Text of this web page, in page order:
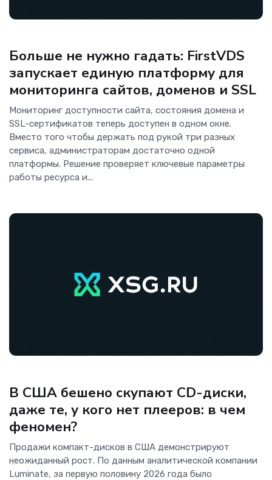
Больше не нужно гадать: FirstVDS
запускает единую платформу для
мониторинга сайтов, доменов и SSL
Мониторинг доступности сайта, состояния домена и
SSL-сертификатов теперь доступен в одном окне.
Вместо того чтобы держать под рукой три разных
сервиса, администраторам достаточно одной
платформы. Решение проверяет ключевые параметры
работы ресурса и...
В США бешено скупают CD-диски,
даже те, у кого нет плееров: в чем
феномен?
Продажи компакт-дисков в США демонстрируют
неожиданный рост. По данным аналитической компании
Luminate, за первую половину 2026 года было